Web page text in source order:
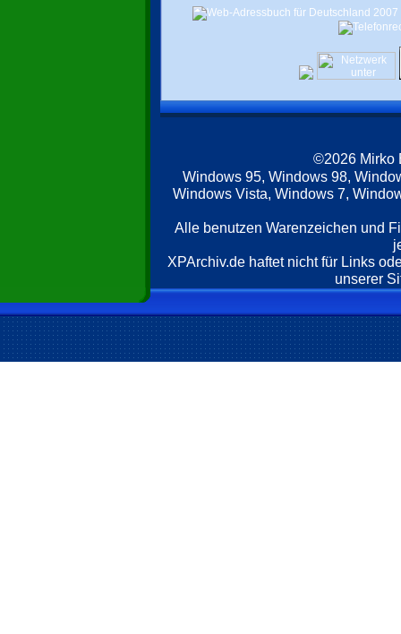
©2026 Mirko
Windows 95, Windows 98,
Windows Vista, Windows 7,
Alle benutzen Warenzeichen und
XPArchiv.de haftet nicht für Links
unserer